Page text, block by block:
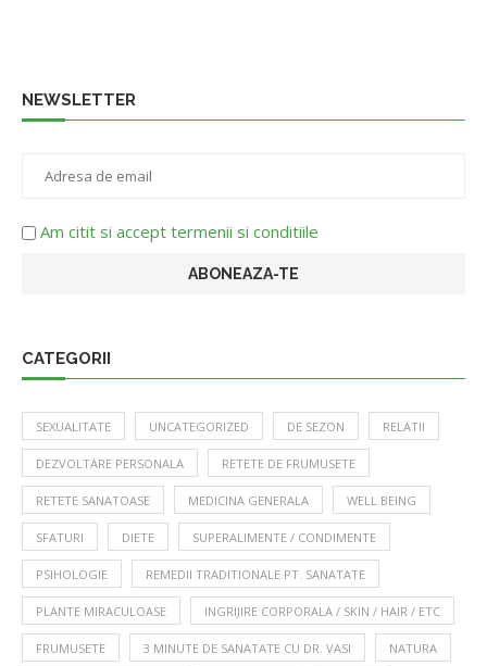
NEWSLETTER
Am citit si accept termenii si conditiile
CATEGORII
SEXUALITATE UNCATEGORIZED DE SEZON RELATII
DEZVOLTARE PERSONALA RETETE DE FRUMUSETE
RETETE SANATOASE MEDICINA GENERALA WELL BEING
SFATURI DIETE SUPERALIMENTE / CONDIMENTE
PSIHOLOGIE REMEDII TRADITIONALE PT. SANATATE
PLANTE MIRACULOASE INGRIJIRE CORPORALA / SKIN / HAIR / ETC
FRUMUSETE 3 MINUTE DE SANATATE CU DR. VASI NATURA